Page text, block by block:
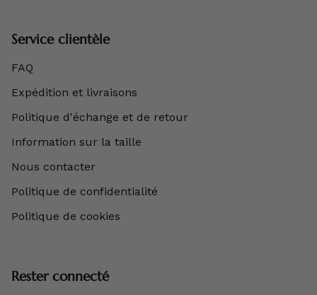
Service clientèle
FAQ
Expédition et livraisons
Politique d'échange et de retour
Information sur la taille
Nous contacter
Politique de confidentialité
Politique de cookies
Rester connecté